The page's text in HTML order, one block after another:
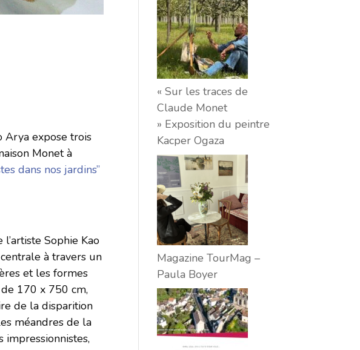
Arya expose trois
Monet à
dans nos jardins”
Sophie Kao
à travers un
et les formes
170 x 750 cm,
de la disparition
méandres de la
impressionnistes,
« Sur les traces de
Claude Monet
» Exposition du peintre
Kacper Ogaza
Magazine TourMag –
Paula Boyer